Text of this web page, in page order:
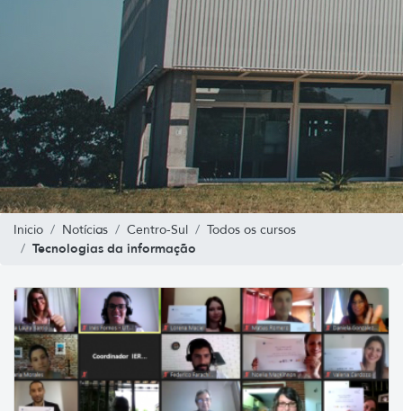
Inicio Notícias Centro-Sul Todos os cursos
Tecnologias da informação